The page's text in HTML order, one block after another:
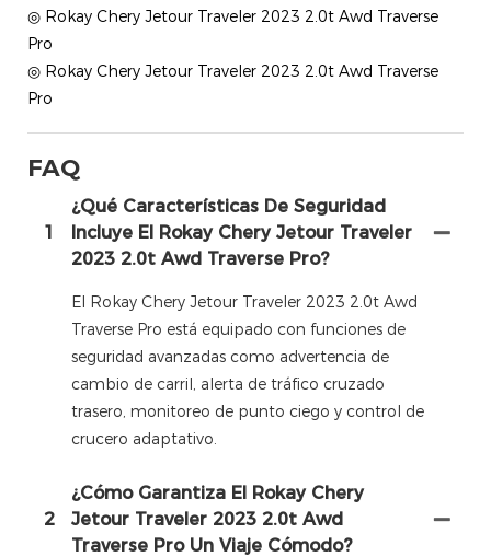
◎ Rokay Chery Jetour Traveler 2023 2.0t Awd Traverse
Pro
◎ Rokay Chery Jetour Traveler 2023 2.0t Awd Traverse
Pro
FAQ
1
¿Qué Características De Seguridad
Incluye El Rokay Chery Jetour Traveler
2023 2.0t Awd Traverse Pro?
El Rokay Chery Jetour Traveler 2023 2.0t Awd
Traverse Pro está equipado con funciones de
seguridad avanzadas como advertencia de
cambio de carril, alerta de tráfico cruzado
trasero, monitoreo de punto ciego y control de
crucero adaptativo.
2
¿Cómo Garantiza El Rokay Chery
Jetour Traveler 2023 2.0t Awd
Traverse Pro Un Viaje Cómodo?